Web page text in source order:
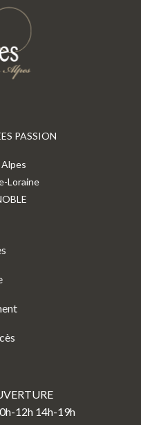
PASSION
Loraine
12h 14h-19h